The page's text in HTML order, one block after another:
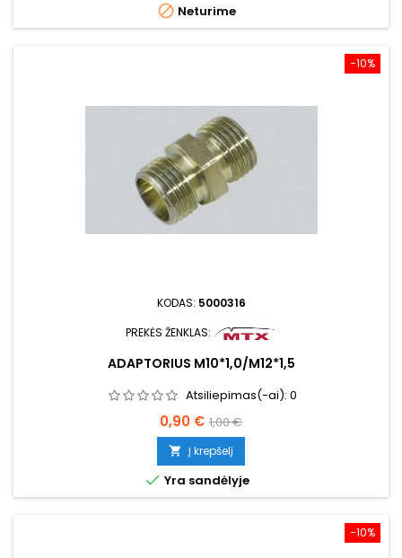
 Neturime
−10%
KODAS: 5000316
PREKĖS ŽENKLAS:
ADAPTORIUS M10*1,0/M12*1,5
Atsiliepimas(-ai): 0
Kaina
0,90 € Bazinė
kaina
1,00 €
 Į krepšelį
 Yra sandėlyje
−10%